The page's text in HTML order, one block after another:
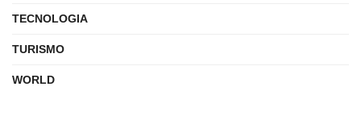
TECNOLOGIA
TURISMO
WORLD